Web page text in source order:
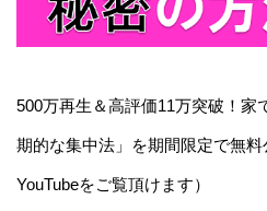
500万再生＆高評価11万突破！家
期的な集中法」を期間限定で無
YouTubeをご覧頂けます）